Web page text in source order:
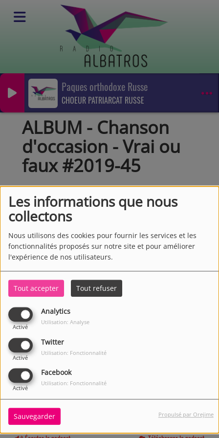
Les informations que nous
collectons
Nous utilisons des cookies pour fournir les services et les
fonctionnalités proposés sur notre site et pour améliorer
l'expérience de nos utilisateurs.
Tout accepter Tout refuser
Analytics
Activé
Utilisation: Analyse
Twitter
Activé
Utilisation: Fonctionnalité
Facebook
Activé
Utilisation: Fonctionnalité
Sauvegarder Propulsé par Orejime
Paques orthodoxe Russe
CHOEUR PATRIARCAT RUSSE
Podcasts Album ALBUM - Chanson d'occasion - Vrai ou faux #2019-45
ALBUM - Chanson
d'occasion - Vrai ou
faux #2019-45
1522 VUES